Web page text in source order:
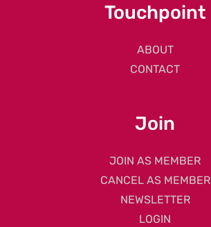
Touchpoint
ABOUT
CONTACT
Join
JOIN AS MEMBER
CANCEL AS MEMBER
NEWSLETTER
LOGIN